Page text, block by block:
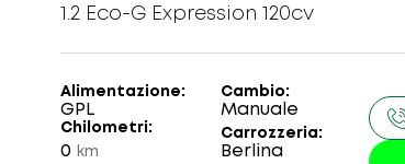
1.2 Eco-G Expression 120cv
Alimentazione
GPL
Cambio
Manuale
Chilometri
0 km
Carrozzeria
Berlina